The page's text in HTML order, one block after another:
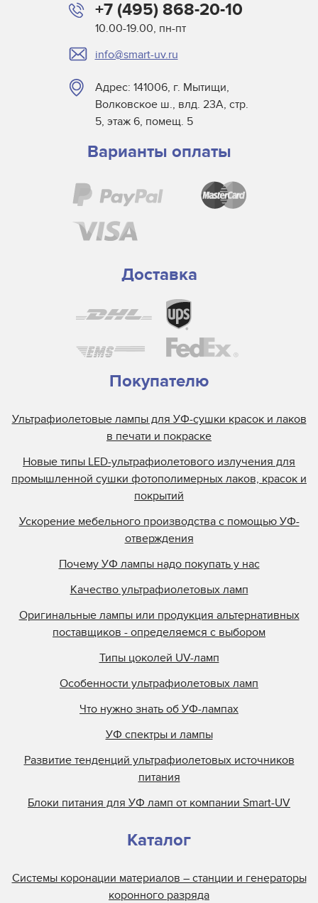
+7 (495) 868-20-10
10.00-19.00, пн-пт
info@smart-uv.ru
Адрес: 141006, г. Мытищи,
Волковское ш., влд. 23А, стр.
5, этаж 6, помещ. 5
Варианты оплаты
Доставка
Покупателю
Ультрафиолетовые лампы для УФ-сушки красок и лаков
в печати и покраске
Новые типы LED-ультрафиолетового излучения для
промышленной сушки фотополимерных лаков, красок и
покрытий
Ускорение мебельного производства с помощью УФ-
отверждения
Почему УФ лампы надо покупать у нас
Качество ультрафиолетовых ламп
Оригинальные лампы или продукция альтернативных
поставщиков - определяемся с выбором
Типы цоколей UV-ламп
Особенности ультрафиолетовых ламп
Что нужно знать об УФ-лампах
УФ спектры и лампы
Развитие тенденций ультрафиолетовых источников
питания
Блоки питания для УФ ламп от компании Smart-UV
Каталог
Системы коронации материалов – станции и генераторы
коронного разряда